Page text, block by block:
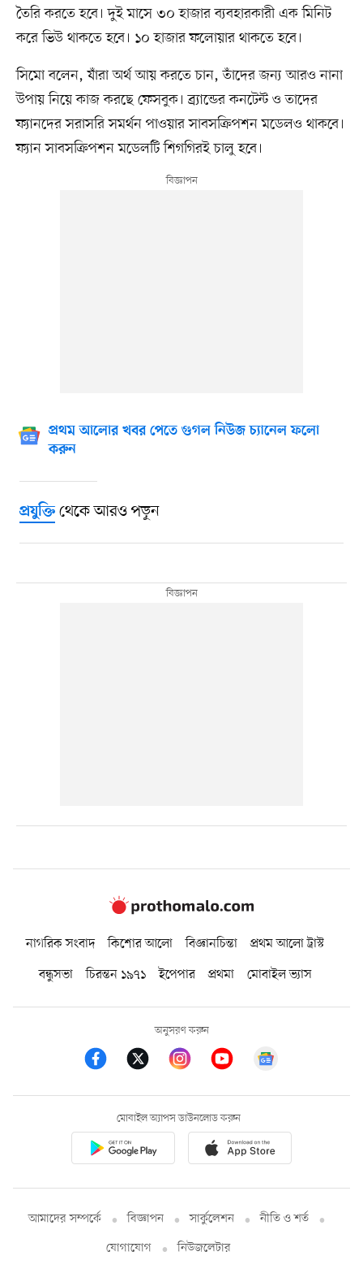
তৈরি করতে হবে। দুই মাসে ৩০ হাজার ব্যবহারকারী এক মিনিট
করে ভিউ থাকতে হবে। ১০ হাজার ফলোয়ার থাকতে হবে।
সিমো বলেন, যাঁরা অর্থ আয় করতে চান, তাঁদের জন্য আরও নানা
উপায় নিয়ে কাজ করছে ফেসবুক। ব্র্যান্ডের কনটেন্ট ও তাদের
ফ্যানদের সরাসরি সমর্থন পাওয়ার সাবসক্রিপশন মডেলও থাকবে।
ফ্যান সাবসক্রিপশন মডেলটি শিগগিরই চালু হবে।
প্রথম আলোর খবর পেতে গুগল নিউজ চ্যানেল ফলো
করুন
প্রযুক্তিথেকে আরও পড়ুন
নাগরিক সংবাদ কিশোর আলো বিজ্ঞানচিন্তা
প্রথম আলো ট্রাস্ট
বন্ধুসভা
চিরন্তন ১৯৭১ ইপেপার প্রথমা মোবাইল ভ্যাস
অনুসরণ করুন
মোবাইল অ্যাপস ডাউনলোড করুন
আমাদের সম্পর্কে বিজ্ঞাপন সার্কুলেশন
নীতি ও শর্ত
যোগাযোগ
নিউজলেটার